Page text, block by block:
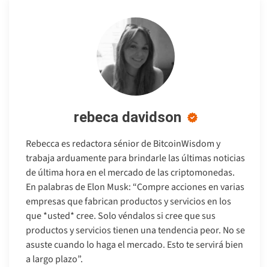
rebeca davidson
Rebecca es redactora sénior de BitcoinWisdom y
trabaja arduamente para brindarle las últimas noticias
de última hora en el mercado de las criptomonedas.
En palabras de Elon Musk: “Compre acciones en varias
empresas que fabrican productos y servicios en los
que *usted* cree. Solo véndalos si cree que sus
productos y servicios tienen una tendencia peor. No se
asuste cuando lo haga el mercado. Esto te servirá bien
a largo plazo”.